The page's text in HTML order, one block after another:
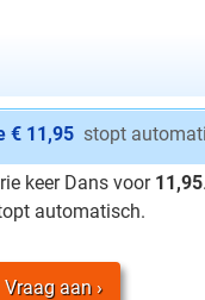
€ 11,95 stopt
keer Dans voor 11,95
automatisch.
Vraag aan